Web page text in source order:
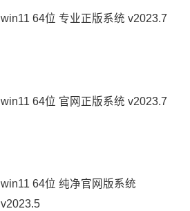
win11 64位 专业正版系统 v2023.7
win11 64位 官网正版系统 v2023.7
win11 64位 纯净官网版系统
v2023.5